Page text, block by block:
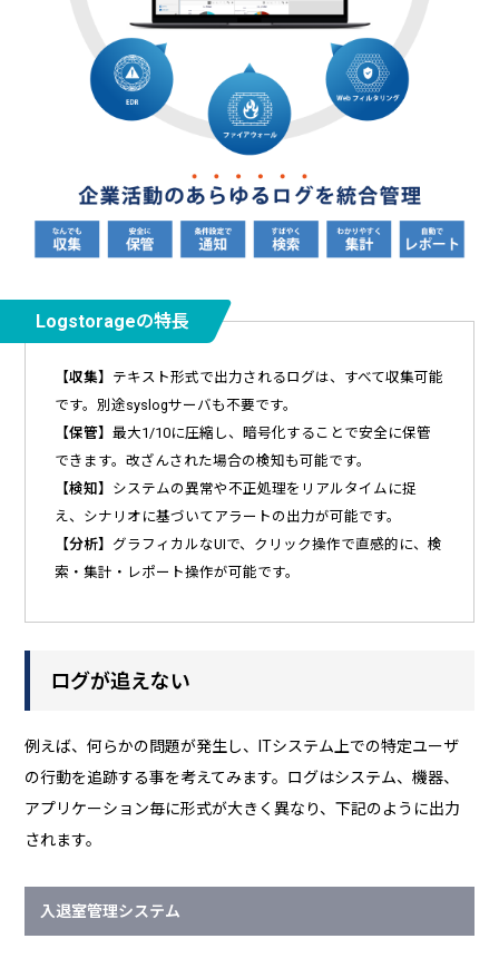
Logstorageの特長
【収集】 テキスト形式で出力されるログは、すべて収集可能
です。別途syslogサーバも不要です。
【保管】 最大1/10に圧縮し、暗号化することで安全に保管
できます。改ざんされた場合の検知も可能です。
【検知】 システムの異常や不正処理をリアルタイムに捉
え、シナリオに基づいてアラートの出力が可能です。
【分析】 グラフィカルなUIで、クリック操作で直感的に、検
索・集計・レポート操作が可能です。
ログが追えない
例えば、何らかの問題が発生し、ITシステム上での特定ユーザ
の行動を追跡する事を考えてみます。ログはシステム、機器、
アプリケーション毎に形式が大きく異なり、下記のように出力
されます。
入退室管理システム